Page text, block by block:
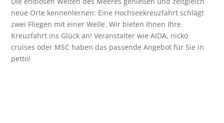
neue Orte kennenlernen: Eine Hochseekreuzfahrt schlägt
zwei Fliegen mit einer Welle. Wir bieten Ihnen Ihre
Kreuzfahrt ins Glück an! Veranstalter wie AIDA, nicko
cruises oder MSC haben das passende Angebot für Sie in
petto!